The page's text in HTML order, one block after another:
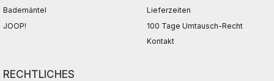
Bademäntel
JOOP!
Lieferzeiten
100 Tage Umtausch-Recht
Kontakt
RECHTLICHES